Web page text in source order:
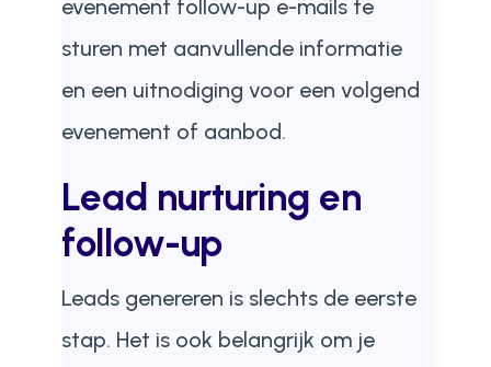
evenement follow-up e-mails te
sturen met aanvullende informatie
en een uitnodiging voor een volgend
evenement of aanbod.
Lead nurturing en
follow-up
Leads genereren is slechts de eerste
stap. Het is ook belangrijk om je